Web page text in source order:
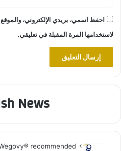
احفظ اسمي، بريدي الإلكتروني،
لاستخدامها المرة المقبلة في تعليقي.
News
recommended